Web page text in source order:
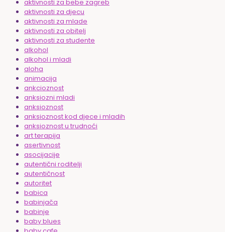
aktivnosti za bebe zagreb
aktivnosti za djecu
aktivnosti za mlade
aktivnosti za obitelj
aktivnosti za studente
alkohol
alkohol i mladi
aloha
animacija
ankcioznost
anksiozni mladi
anksioznost
anksioznost kod djece i mladih
anksioznost u trudnoći
art terapija
asertivnost
asocijacije
autentični roditelji
autentičnost
autoritet
babica
babinjača
babinje
baby blues